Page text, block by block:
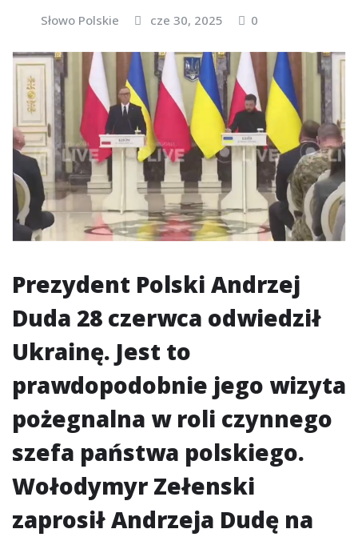
Słowo Polskie cze 30, 2025 0
Prezydent Polski Andrzej
Duda 28 czerwca odwiedził
Ukrainę. Jest to
prawdopodobnie jego wizyta
pożegnalna w roli czynnego
szefa państwa polskiego.
Wołodymyr Zełenski
zaprosił Andrzeja Dudę na